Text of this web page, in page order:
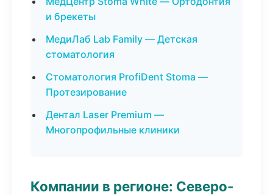
и брекеты
МедиЛаб Lab Family — Детская
стоматология
Стоматология ProfiDent Stoma —
Протезирование
Дентал Laser Premium —
Многопрофильные клиники
Компании в регионе: Северо-